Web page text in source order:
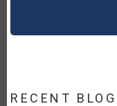
RECENT